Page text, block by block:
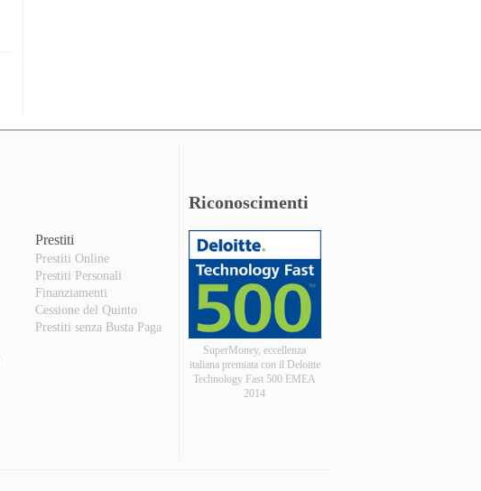
Prestiti
Prestiti Online
Prestiti Personali
Finanziamenti
Cessione del Quinto
Prestiti senza Busta Paga
Riconoscimenti
SuperMoney, eccellenza
italiana premiata con il Deloitte
Technology Fast 500 EMEA
2014